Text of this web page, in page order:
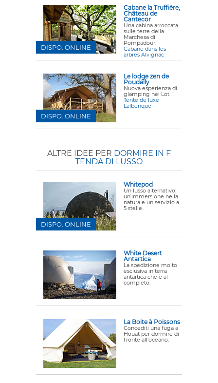
Cabane la Truffière,
Château de
Cantecor
Una cabina arroccata
sulle terre della
Marchesa di
Pompadour.
Cabane dans les
arbres Alvignac
DISPO. ONLINE
Le lodge zen de
Poudally
Nuova esperienza di
glamping nel Lot.
Tente de luxe
Lalbenque
DISPO. ONLINE
ALTRE IDEE PER DORMIRE IN F
TENDA DI LUSSO
Whitepod
Un lusso alternativo:
un'immersione nella
natura e un servizio a
5 stelle.
DISPO. ONLINE
White Desert
Antartica
La spedizione molto
esclusiva in terra
antartica che è al
completo.
La Boite à Poissons
Concediti una fuga a
Houat per dormire di
fronte all'oceano.